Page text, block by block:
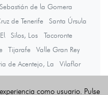
de la Gomera
de Tenerife
Santa Úrsula
Silos, Los
Tacoronte
Tijarafe
Valle Gran Rey
de Acentejo, La
Vilaflor
como usuario. Pulse